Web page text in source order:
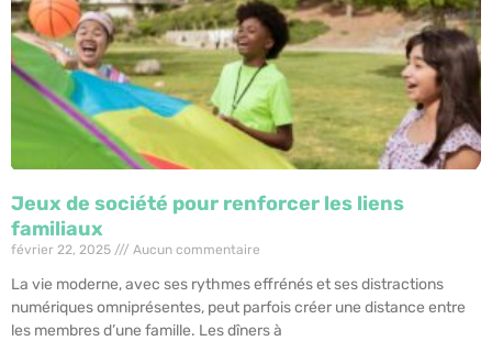
Jeux de société pour renforcer les liens
familiaux
février 22, 2025 Aucun commentaire
La vie moderne, avec ses rythmes effrénés et ses distractions
numériques omniprésentes, peut parfois créer une distance entre
les membres d’une famille. Les dîners à